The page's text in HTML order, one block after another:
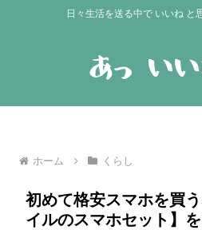
日々生活を送る中で いいね と
ホーム くらし
初めて格安スマホを買
イルのスマホセット】